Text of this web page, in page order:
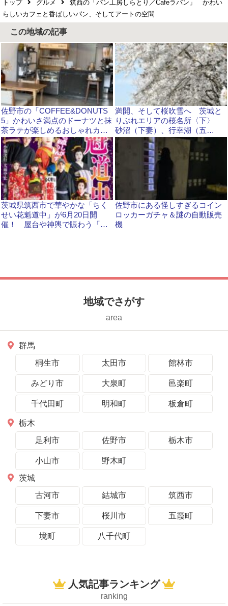
トップ グルメ
筑西の「パン工房しらとり／Cafeラパン」 かわい
らしいカフェと香ばしいパン、そしてアートの空間
この地域の記事
佐野市の「COFFEE&DONUTS
5」かわいさ満点のドーナツと抹
茶ラテが楽しめるおしゃれカフ
ェ
満開、そして桜吹雪へ 茨城と
りぷれエリアの桜名所〈下〉
砂沼（下妻）、行幸湖（五
霞）、ネーブルパーク（古河）
茨城県筑西市で華やかな「ちく
せい花魁道中」が6月20日開
催！ 屋台や神輿で賑わう「ま
佐野市にある怪しすぎるコイン
ロッカーガチャ＆謎の自動販売
機
地域でさがす
area
群馬
桐生市
太田市 館林市
みどり市 大泉町 邑楽町
千代田町 明和町 板倉町
栃木
足利市
佐野市 栃木市
小山市
野木町
茨城
古河市
結城市 筑西市
下妻市 桜川市 五霞町
境町 八千代町
人気記事ランキング
ranking